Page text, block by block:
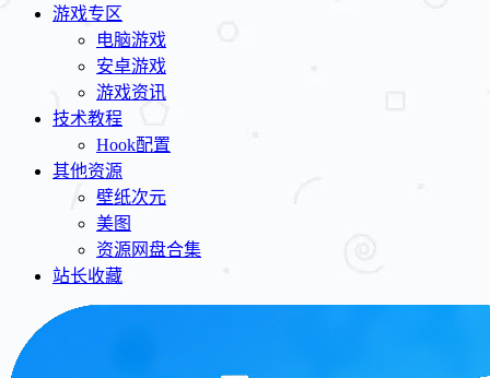
游戏专区
电脑游戏
安卓游戏
游戏资讯
技术教程
Hook配置
其他资源
壁纸次元
美图
资源网盘合集
站长收藏